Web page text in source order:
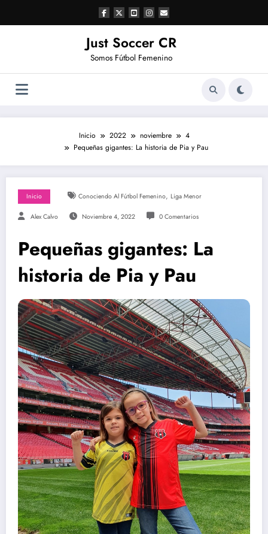
contenido
Just Soccer CR
Somos Fútbol Femenino
Inicio 2022 noviembre
4
Pequeñas gigantes: La historia de Pia y Pau
Inicio Conociendo Al Fútbol Femenino, Liga Menor
Alex Calvo Noviembre 4, 2022 0 Comentarios
Pequeñas gigantes: La
historia de Pia y Pau